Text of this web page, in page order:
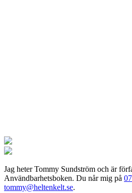
Jag heter Tommy Sundström och är
Användbarhetsboken. Du når mig på
tommy@heltenkelt.se.